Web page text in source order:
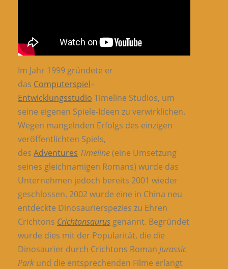
Im Jahr 1999 gründete er
das Computerspiel–
Entwicklungsstudio Timeline Studios, um
seine eigenen Spiele-Ideen zu verwirklichen.
Wegen mangelnden Erfolgs des einzigen
veröffentlichten Spiels,
des Adventures Timeline(eine Umsetzung
seines gleichnamigen Romans) wurde das
Unternehmen jedoch bereits 2001 wieder
geschlossen. 2002 wurde eine in China neu
entdeckte Dinosaurierspezies zu Ehren
Crichtons Crichtonsaurus genannt. Begründet
wurde dies mit der Popularität, die die
Dinosaurier durch Crichtons Roman Jurassic
Park und die entsprechenden Filme erlangt